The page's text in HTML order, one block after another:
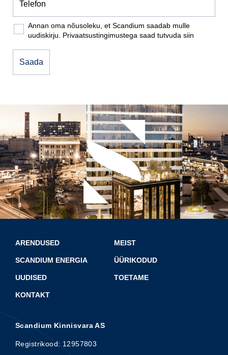
Annan oma nõusoleku, et Scandium saadab mulle
uudiskirju. Privaatsustingimustega saad tutvuda siin
ARENDUSED MEIST
SCANDIUM ENERGIA ÜÜRIKODUD
UUDISED TOETAME
KONTAKT
Scandium Kinnisvara AS
Registrikood: 12957803